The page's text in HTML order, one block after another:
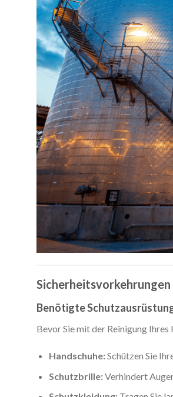
Benötigte
Bevor Sie mit der Reinigung
Handschuhe:Schützen Sie
Schutzbrille:Verhindert